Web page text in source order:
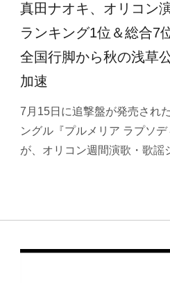
真田ナオキ、オリコン
ランキング1位＆総合7
全国行脚から秋の浅草
加速
7月15日に追撃盤が発売され
ングル『プルメリア ラプソ
が、オリコン週間演歌・歌